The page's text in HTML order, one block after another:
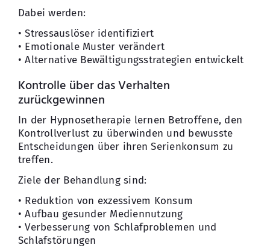
Dabei werden:
• Stressauslöser identifiziert
• Emotionale Muster verändert
• Alternative Bewältigungsstrategien entwickelt
Kontrolle über das Verhalten
zurückgewinnen
In der Hypnosetherapie lernen Betroffene, den
Kontrollverlust zu überwinden und bewusste
Entscheidungen über ihren Serienkonsum zu
treffen.
Ziele der Behandlung sind:
• Reduktion von exzessivem Konsum
• Aufbau gesunder Mediennutzung
• Verbesserung von Schlafproblemen und
Schlafstörungen